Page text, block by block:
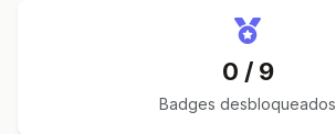
0 / 9
Badges desbloqueados